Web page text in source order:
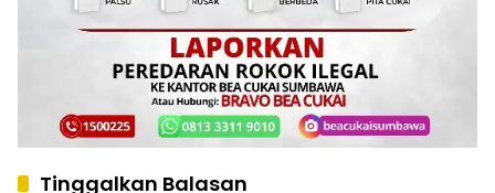
Tinggalkan Balasan